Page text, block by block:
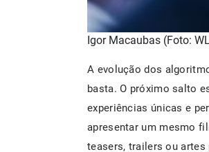
Igor Macaubas (Foto:
A evolução dos
basta. O próximo salto
experiências únicas e
apresentar um mesmo
teasers, trailers ou